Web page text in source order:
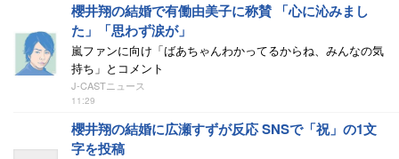
櫻井翔の結婚で有働由美子に称賛 「心に沁みまし
た」「思わず涙が」
嵐ファンに向け「ばあちゃんわかってるからね、みんなの気
持ち」とコメント
J-CASTニュース
11:29
櫻井翔の結婚に広瀬すずが反応 SNSで「祝」の1文
字を投稿